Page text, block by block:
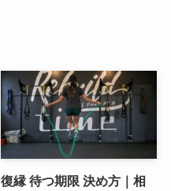
復縁 待つ期限 決め方｜相